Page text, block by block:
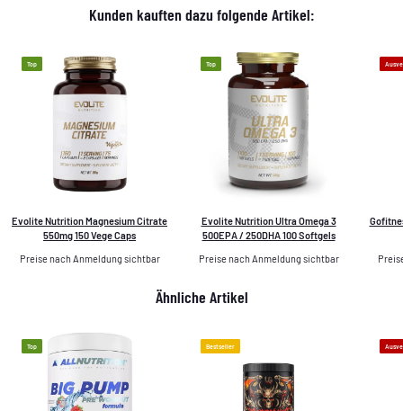
Kunden kauften dazu folgende Artikel:
Top
Evolite Nutrition Magnesium Citrate
550mg 150 Vege Caps
Preise nach Anmeldung sichtbar
Top
Evolite Nutrition Ultra Omega 3
500EPA / 250DHA 100 Softgels
Preise nach Anmeldung sichtbar
Ähnliche Artikel
Top Bestseller